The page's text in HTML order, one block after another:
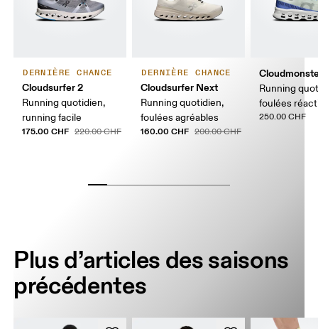
DERNIÈRE CHANCE
Cloudsurfer 2
Running quotidien,
running facile
175.00 CHF 220.00 CHF
DERNIÈRE CHANCE
Cloudsurfer Next
Running quotidien,
foulées agréables
160.00 CHF 200.00 CHF
Running
foulées
250.00 CHF
Plus d’articles des saisons
précédentes